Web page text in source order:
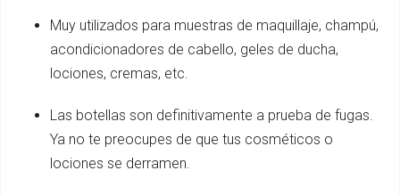
Muy utilizados para muestras de maquillaje, champú,
acondicionadores de cabello, geles de ducha,
lociones, cremas, etc.
Las botellas son definitivamente a prueba de fugas.
Ya no te preocupes de que tus cosméticos o
lociones se derramen.